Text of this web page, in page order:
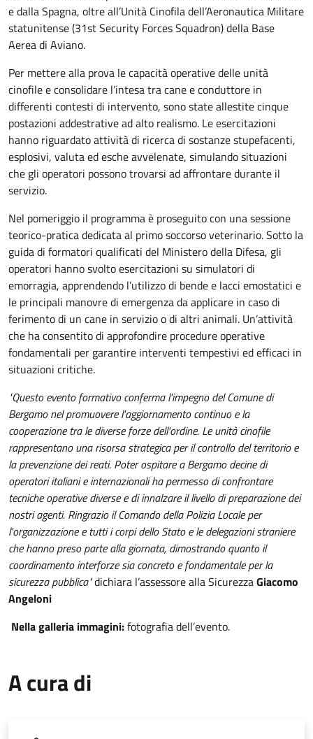
e dalla Spagna, oltre all’Unità Cinofila dell’Aeronautica Militare
statunitense (31st Security Forces Squadron) della Base
Aerea di Aviano.
Per mettere alla prova le capacità operative delle unità
cinofile e consolidare l’intesa tra cane e conduttore in
differenti contesti di intervento, sono state allestite cinque
postazioni addestrative ad alto realismo. Le esercitazioni
hanno riguardato attività di ricerca di sostanze stupefacenti,
esplosivi, valuta ed esche avvelenate, simulando situazioni
che gli operatori possono trovarsi ad affrontare durante il
servizio.
Nel pomeriggio il programma è proseguito con una sessione
teorico-pratica dedicata al primo soccorso veterinario. Sotto la
guida di formatori qualificati del Ministero della Difesa, gli
operatori hanno svolto esercitazioni su simulatori di
emorragia, apprendendo l’utilizzo di bende e lacci emostatici e
le principali manovre di emergenza da applicare in caso di
ferimento di un cane in servizio o di altri animali. Un’attività
che ha consentito di approfondire procedure operative
fondamentali per garantire interventi tempestivi ed efficaci in
situazioni critiche.
"Questo evento formativo conferma l'impegno del Comune di
Bergamo nel promuovere l'aggiornamento continuo e la
cooperazione tra le diverse forze dell'ordine. Le unità cinofile
rappresentano una risorsa strategica per il controllo del territorio e
la prevenzione dei reati. Poter ospitare a Bergamo decine di
operatori italiani e internazionali ha permesso di confrontare
tecniche operative diverse e di innalzare il livello di preparazione dei
nostri agenti. Ringrazio il Comando della Polizia Locale per
l'organizzazione e tutti i corpi dello Stato e le delegazioni straniere
che hanno preso parte alla giornata, dimostrando quanto il
coordinamento interforze sia concreto e fondamentale per la
sicurezza pubblica"dichiara l’assessore alla SicurezzaGiacomo
Angeloni
Nella galleria immagini:fotografia dell’evento.
A cura di